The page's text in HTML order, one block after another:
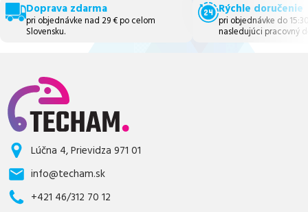
Doprava zdarma
pri objednávke nad 29 € po celom
Slovensku.
Rýchle doručenie
pri objednávke do
nasledujúci pracovný
Lúčna 4, Prievidza 971 01
info@techam.sk
+421 46/312 70 12